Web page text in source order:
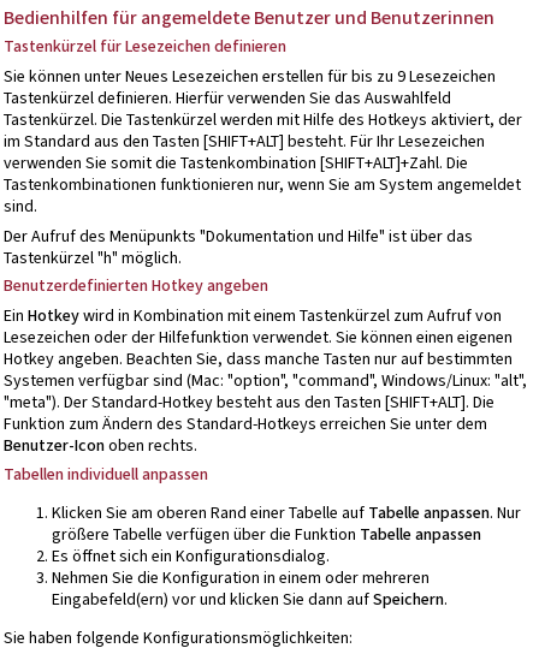
Bedienhilfen für angemeldete Benutzer und Benutzerinnen
Tastenkürzel für Lesezeichen definieren
Sie können unter Neues Lesezeichen erstellen für bis zu 9 Lesezeichen
Tastenkürzel definieren. Hierfür verwenden Sie das Auswahlfeld
Tastenkürzel. Die Tastenkürzel werden mit Hilfe des Hotkeys aktiviert, der
im Standard aus den Tasten [SHIFT+ALT] besteht. Für Ihr Lesezeichen
verwenden Sie somit die Tastenkombination [SHIFT+ALT]+Zahl. Die
Tastenkombinationen funktionieren nur, wenn Sie am System angemeldet
sind.
Der Aufruf des Menüpunkts "Dokumentation und Hilfe" ist über das
Tastenkürzel "h" möglich.
BenutzerdefiniertenHotkey angeben
Ein Hotkeywird in Kombination mit einem Tastenkürzel zum Aufruf von
Lesezeichen oder der Hilfefunktion verwendet. Sie können einen eigenen
Hotkey angeben. Beachten Sie, dass manche Tasten nur auf bestimmten
Systemen verfügbar sind (Mac: "option", "command", Windows/Linux: "alt",
"meta"). Der Standard-Hotkey besteht aus den Tasten [SHIFT+ALT]. Die
Funktion zum Ändern des Standard-Hotkeys erreichen Sie unter dem
Benutzer-Iconoben rechts.
Tabellen individuell anpassen
Klicken Sie am oberen Rand einer Tabelle auf Tabelle anpassen. Nur
größere Tabelle verfügen über die Funktion Tabelle anpassen
Es öffnet sich ein Konfigurationsdialog.
Nehmen Sie die Konfiguration in einem oder mehreren
Eingabefeld(ern) vor und klicken Sie dann aufSpeichern.
Sie haben folgende Konfigurationsmöglichkeiten: